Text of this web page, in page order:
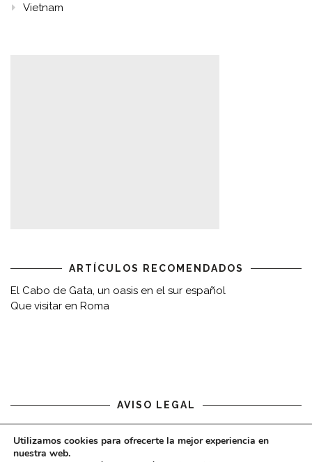
Vietnam
ARTÍCULOS RECOMENDADOS
El Cabo de Gata, un oasis en el sur español
Que visitar en Roma
AVISO LEGAL
Aviso legal
Utilizamos cookies para ofrecerte la mejor experiencia en
nuestra web.